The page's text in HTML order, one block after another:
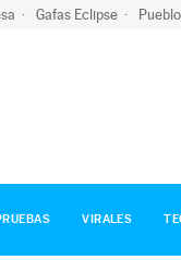
Gafas Eclipse
VIRALES